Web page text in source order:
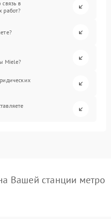
в
работ?
Miele?
Вашей станции метро